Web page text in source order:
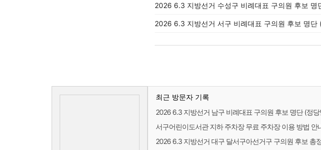
2026 6.3 지방선거 수성구 비례대표 구의원 후보 명
2026 6.3 지방선거 서구 비례대표 구의원 후보 명단
최근 방문자 기록
2026 6.3 지방선거 남구 비례대표 구의원 후보 명단 (정
서구어린이도서관 지하 주차장 무료 주차장 이용 방법 안
2026 6.3 지방선거 대구 달서구아선거구 구의원 후보 총